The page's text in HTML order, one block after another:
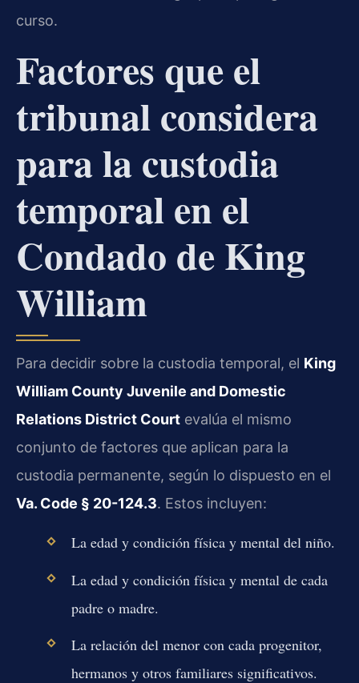
curso.
Factores que el
tribunal considera
para la custodia
temporal en el
Condado de King
William
Para decidir sobre la custodia temporal, el King
William County Juvenile and Domestic
Relations District Court evalúa el mismo
conjunto de factores que aplican para la
custodia permanente, según lo dispuesto en el
Va. Code § 20-124.3. Estos incluyen:
La edad y condición física y mental del niño.
La edad y condición física y mental de cada
padre o madre.
La relación del menor con cada progenitor,
hermanos y otros familiares significativos.